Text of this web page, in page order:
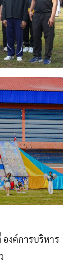
งค์การบริหาร